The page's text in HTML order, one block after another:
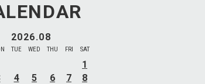
2026.08
TUE WED THU FRI SAT
1
4 5 6 7
8